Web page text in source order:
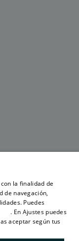
Tendencias
Sostenibilidad
Innovación
Guías
SPANISH
ENGLISH
la finalidad de
de navegación,
Puedes
. En Ajustes puedes
aceptar según tus